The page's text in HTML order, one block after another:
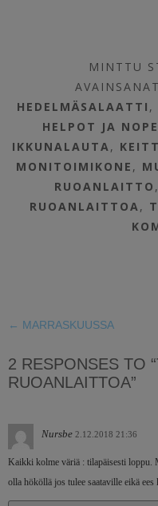
MINTTU
HEDELMÄSALAATTI ,
HELPOT JA
IKKUNALAUTA ,
MONITOIMIKONE ,
RUOANLAITTO ,
RUOANLAITTOA ,
← MARRASKUUSSA
2 RESPONSES TO
RUOANLAITTOA”
Nursbe 2.12.2018 21:36
Kaikki kolme väriä : tilapäisesti loppu.
olla hököllä jos tulee saataville eikä ees